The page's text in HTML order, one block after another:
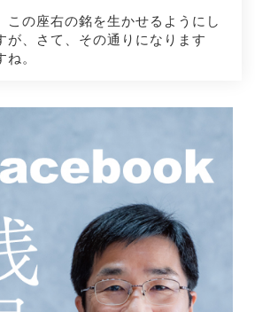
この座右の銘を生かせるようにし
が、さて、その通りになります
。